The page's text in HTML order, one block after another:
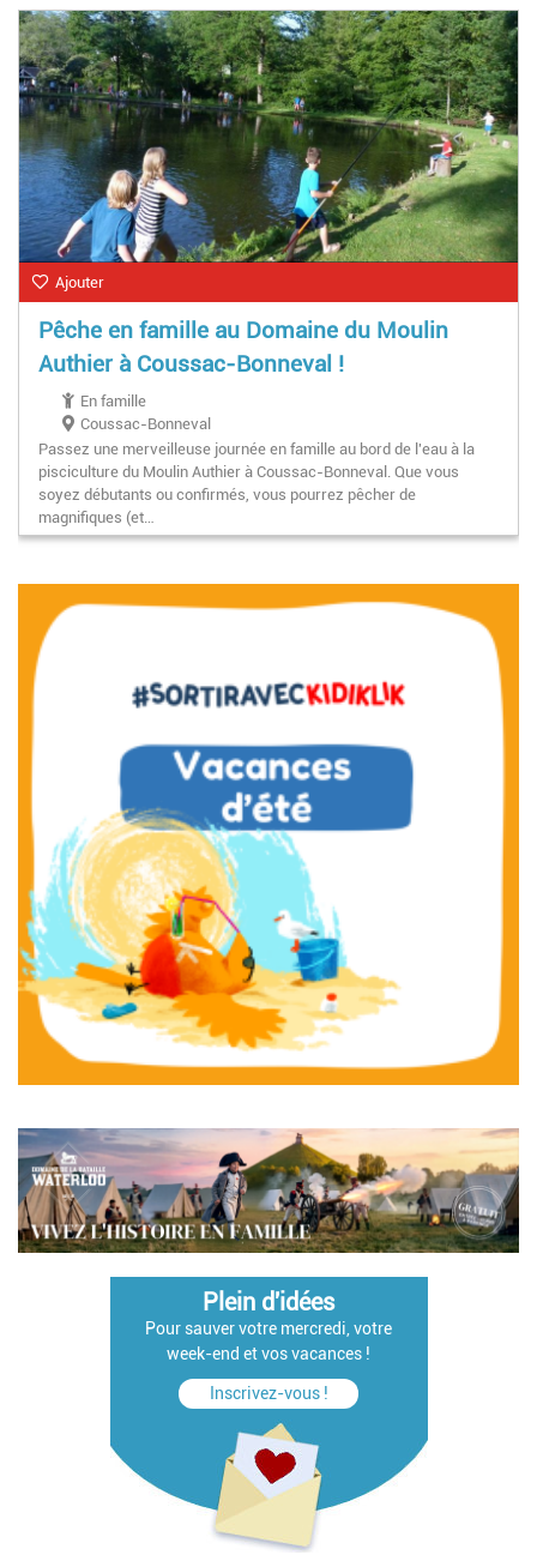
Ajouter
Pêche en famille au Domaine du Moulin
Authier à Coussac-Bonneval !
En famille
Coussac-Bonneval
Passez une merveilleuse journée en famille au bord de l'eau à la
pisciculture du Moulin Authier à Coussac-Bonneval. Que vous
soyez débutants ou confirmés, vous pourrez pêcher de
magnifiques (et…
Plein d'idées
Pour sauver votre mercredi, votre
week-end et vos vacances !
Inscrivez-vous !